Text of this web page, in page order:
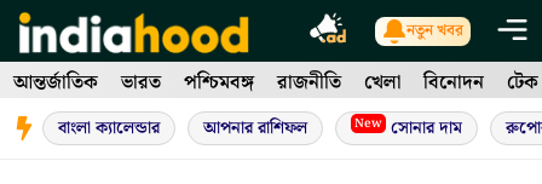
Skip
to
content
নতুন খবর
আন্তর্জাতিক ভারত পশ্চিমবঙ্গ রাজনীতি খেলা বিনোদন টেক
বাংলা ক্যালেন্ডার আপনার রাশিফল New সোনার দাম